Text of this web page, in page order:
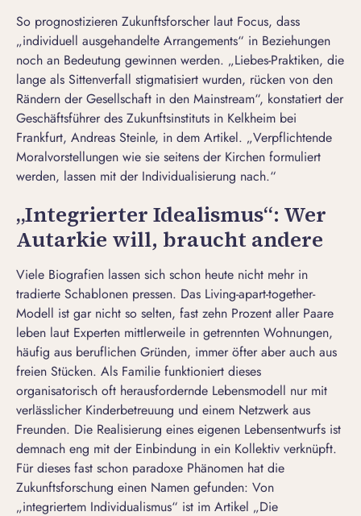
So prognostizieren Zukunftsforscher laut Focus, dass
„individuell ausgehandelte Arrangements“ in Beziehungen
noch an Bedeutung gewinnen werden. „Liebes-Praktiken, die
lange als Sittenverfall stigmatisiert wurden, rücken von den
Rändern der Gesellschaft in den Mainstream“, konstatiert der
Geschäftsführer des Zukunftsinstituts in Kelkheim bei
Frankfurt, Andreas Steinle, in dem Artikel. „Verpflichtende
Moralvorstellungen wie sie seitens der Kirchen formuliert
werden, lassen mit der Individualisierung nach.“
„Integrierter Idealismus“: Wer
Autarkie will, braucht andere
Viele Biografien lassen sich schon heute nicht mehr in
tradierte Schablonen pressen. Das Living-apart-together-
Modell ist gar nicht so selten, fast zehn Prozent aller Paare
leben laut Experten mittlerweile in getrennten Wohnungen,
häufig aus beruflichen Gründen, immer öfter aber auch aus
freien Stücken. Als Familie funktioniert dieses
organisatorisch oft herausfordernde Lebensmodell nur mit
verlässlicher Kinderbetreuung und einem Netzwerk aus
Freunden. Die Realisierung eines eigenen Lebensentwurfs ist
demnach eng mit der Einbindung in ein Kollektiv verknüpft.
Für dieses fast schon paradoxe Phänomen hat die
Zukunftsforschung einen Namen gefunden: Von
„integriertem Individualismus“ ist im Artikel „Die